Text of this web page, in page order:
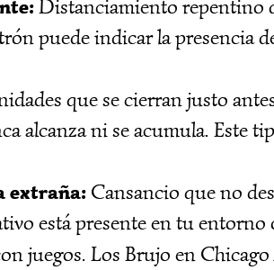
Distanciamiento repentino
puede indicar la presencia
que se cierran justo
alcanza ni se acumula. Este
extraña: Cansancio que no
está presente en tu
juegos. Los Brujo en Chicago